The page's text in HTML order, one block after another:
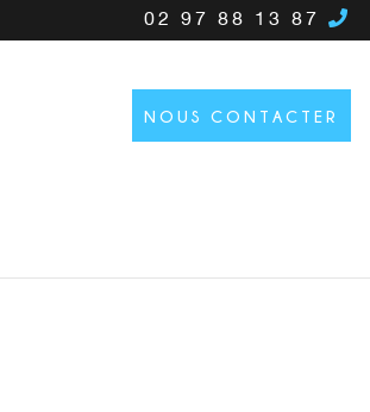
02 97 88 13 87
NOUS CONTACTER